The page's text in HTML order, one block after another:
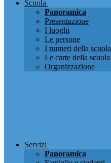
Scuola
Panoramica
Presentazione
I luoghi
Le persone
I numeri della scuola
Le carte della scuola
Organizzazione
Servizi
Panoramica